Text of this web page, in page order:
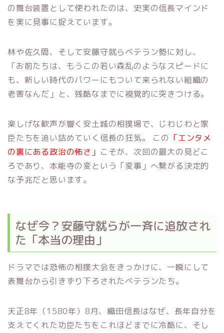
の舞台装置として使われたのは、史実の信長マインド
を実に見事に捉えています。
林や佐久間、そして安藤守就らベテラン勢に対し、
「お前たちは、もうこの若い森乱のようなスピードに
も、新しい時代のパワーにもついて来られない組織の
老害なんだ」と、残酷なまでに視覚的に突きつける。
楽しげな歓声が響く安土城の相撲場で、じわじわと家
臣たちを追い詰めていく信長の狂気。 この 「エンタメ
の裏にある政治の怖さ」 こそが、次回の最大の見どこ
ろであり、本能寺の変という「変事」へ繋がる決定的
な予兆だと思います。
なぜ今？安藤守就らが一斉に追放され
た「本当の理由」
ドラマでは恐怖の相撲大会をきっかけに、一瞬にして
表舞台から引きずり下ろされたベテランたち。
天正8年（1580年）8月、織田信長はなぜ、長年自分を
支えてくれた功臣たちをこれほどまでに冷酷に、そし